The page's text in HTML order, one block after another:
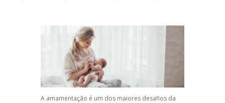
A amamentação é um dos maiores desafios da